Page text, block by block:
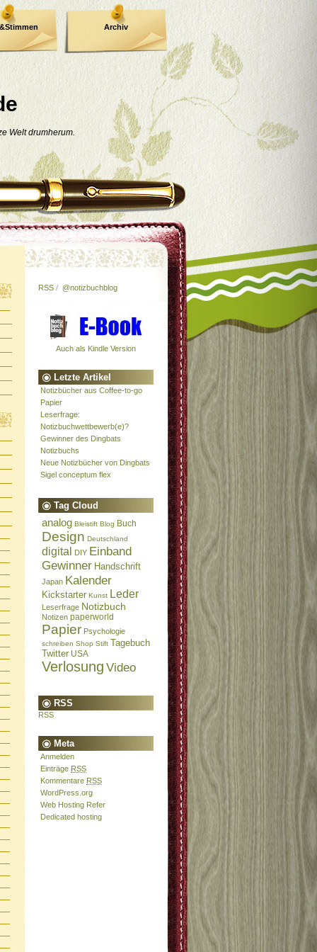
Welt drumherum.
Archiv
RSS / @notizbuchblog
Auch als Kindle Version
Letzte Artikel
Notizbücher aus Coffee-to-go
Papier
Leserfrage:
Notizbuchwettbewerb(e)?
Gewinner des Dingbats
Notizbuchs
Neue Notizbücher von Dingbats
Sigel conceptum flex
Tag Cloud
analog Bleistift Blog Buch
Design Deutschland
digital DIY Einband
Gewinner Handschrift
Japan Kalender
Kickstarter Kunst Leder
Leserfrage Notizbuch
Notizen paperworld
Papier Psychologie
schreiben Shop Stift Tagebuch
Twitter USA
Verlosung Video
RSS
RSS
Meta
Anmelden
Einträge RSS
Kommentare RSS
WordPress.org
Web Hosting Refer
Dedicated hosting